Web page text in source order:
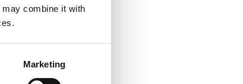
combine it with
Marketing